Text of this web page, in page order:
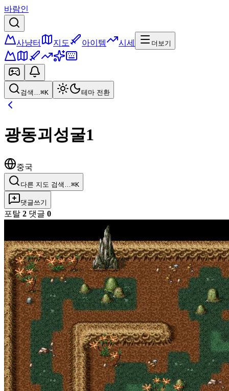
바람인
사냥터 지도 아이템 시세 더보기
검색…⌘K 테마 전환
광동괴성굴1
중국
다른 지도 검색… ⌘K
댓글쓰기
포탈 2 댓글 0